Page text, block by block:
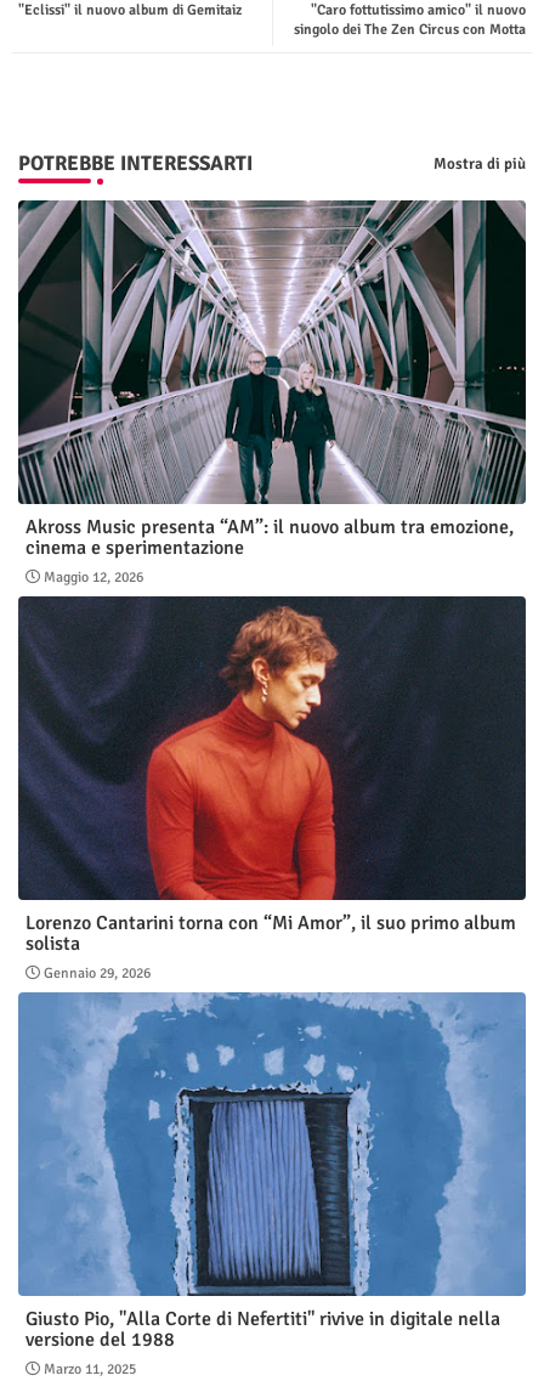
ter
"Caro fottutissimo amico" il nuovo
singolo dei The Zen Circus con Motta
"Eclissi" il nuovo album di Gemitaiz
POTREBBE INTERESSARTI Mostra di più
Akross Music presenta “AM”: il nuovo album tra emozione,
cinema e sperimentazione
Maggio 12, 2026
Lorenzo Cantarini torna con “Mi Amor”, il suo primo album
solista
Gennaio 29, 2026
Giusto Pio, "Alla Corte di Nefertiti" rivive in digitale nella
versione del 1988
Marzo 11, 2025